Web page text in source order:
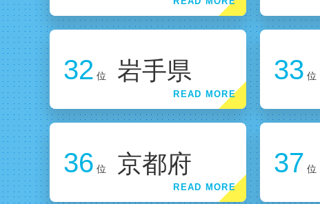
32 位 岩手県 33 位
36 位 京都府 37 位